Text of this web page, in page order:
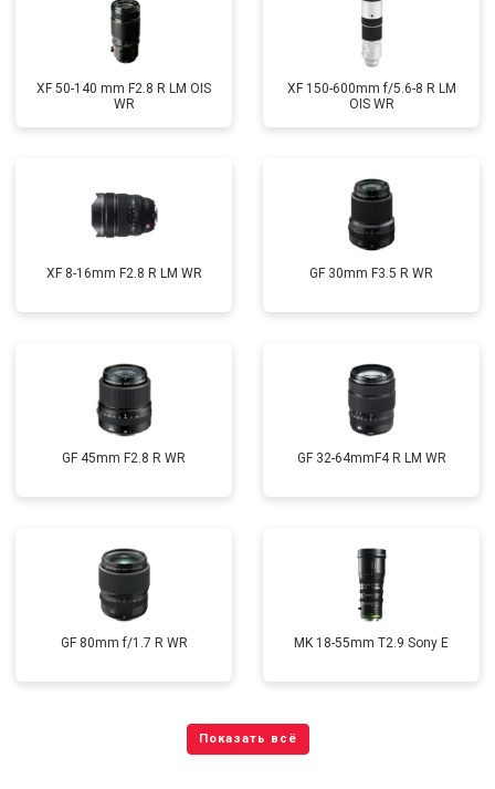
XF 50-140 mm F2.8 R LM OIS
WR
XF 150-600mm f/5.6-8 R LM
OIS WR
XF 8-16mm F2.8 R LM WR GF 30mm F3.5 R WR
GF 45mm F2.8 R WR GF 32-64mmF4 R LM WR
GF 80mm f/1.7 R WR MK 18-55mm T2.9 Sony E